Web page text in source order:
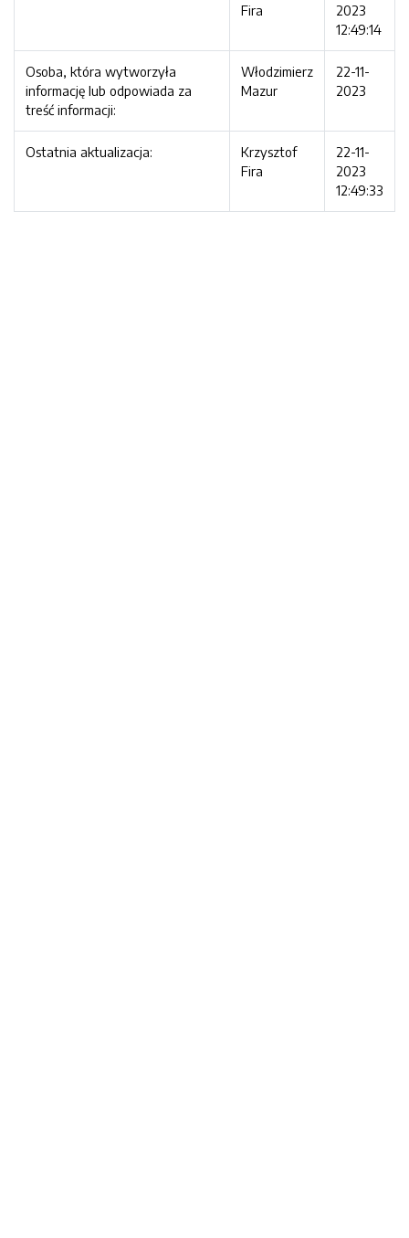
Fira
2023
12:49:14
Osoba, która wytworzyła
informację lub odpowiada za
treść informacji:
Włodzimierz
Mazur
22-11-
2023
Ostatnia aktualizacja:
Krzysztof
Fira
22-11-
2023
12:49:33